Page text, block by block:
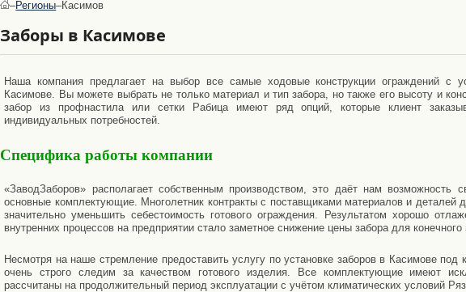
–Регионы–Касимов
Заборы в Касимове
Наша компания предлагает на выбор все самые ходовые конструкции ограждений с
Касимове. Вы можете выбрать не только материал и тип забора, но также его высоту и
забор из профнастила или сетки Рабица имеют ряд опций, которые клиент
индивидуальных потребностей.
Специфика работы компании
«ЗаводЗаборов» располагает собственным производством, это даёт нам возможность
основные комплектующие. Многолетник контракты с поставщиками материалов и деталей
значительно уменьшить себестоимость готового ограждения. Результатом хорошо
внутренних процессов на предприятии стало заметное снижение цены забора для конечного
Несмотря на наше стремление предоставить услугу по установке заборов в Касимове
очень строго следим за качеством готового изделия. Все комплектующие имеют
рассчитаны на продолжительный период эксплуатации с учётом климатических условий